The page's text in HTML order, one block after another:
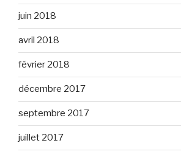
juin 2018
avril 2018
février 2018
décembre 2017
septembre 2017
juillet 2017